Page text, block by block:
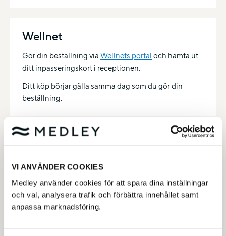
VI ANVÄNDER COOKIES
Medley använder cookies för att spara dina inställningar
och val, analysera trafik och förbättra innehållet samt
anpassa marknadsföring.
Wellnet
Gör din beställning viaWellnets portaloch hämta ut
ditt inpasseringskort i receptionen.
Ditt köp börjar gälla samma dag som du gör din
beställning.
Gör din beställning viaBenifys portal
ditt inpasseringskort i receptionen.
Ditt köp börjar gälla samma dag som du gör din
beställning.